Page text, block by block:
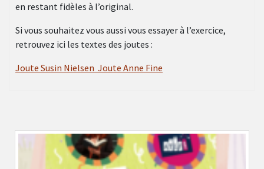
en restant fidèles à l’original.
Si vous souhaitez vous aussi vous essayer à l’exercice,
retrouvez ici les textes des joutes :
Joute Susin Nielsen Joute Anne Fine